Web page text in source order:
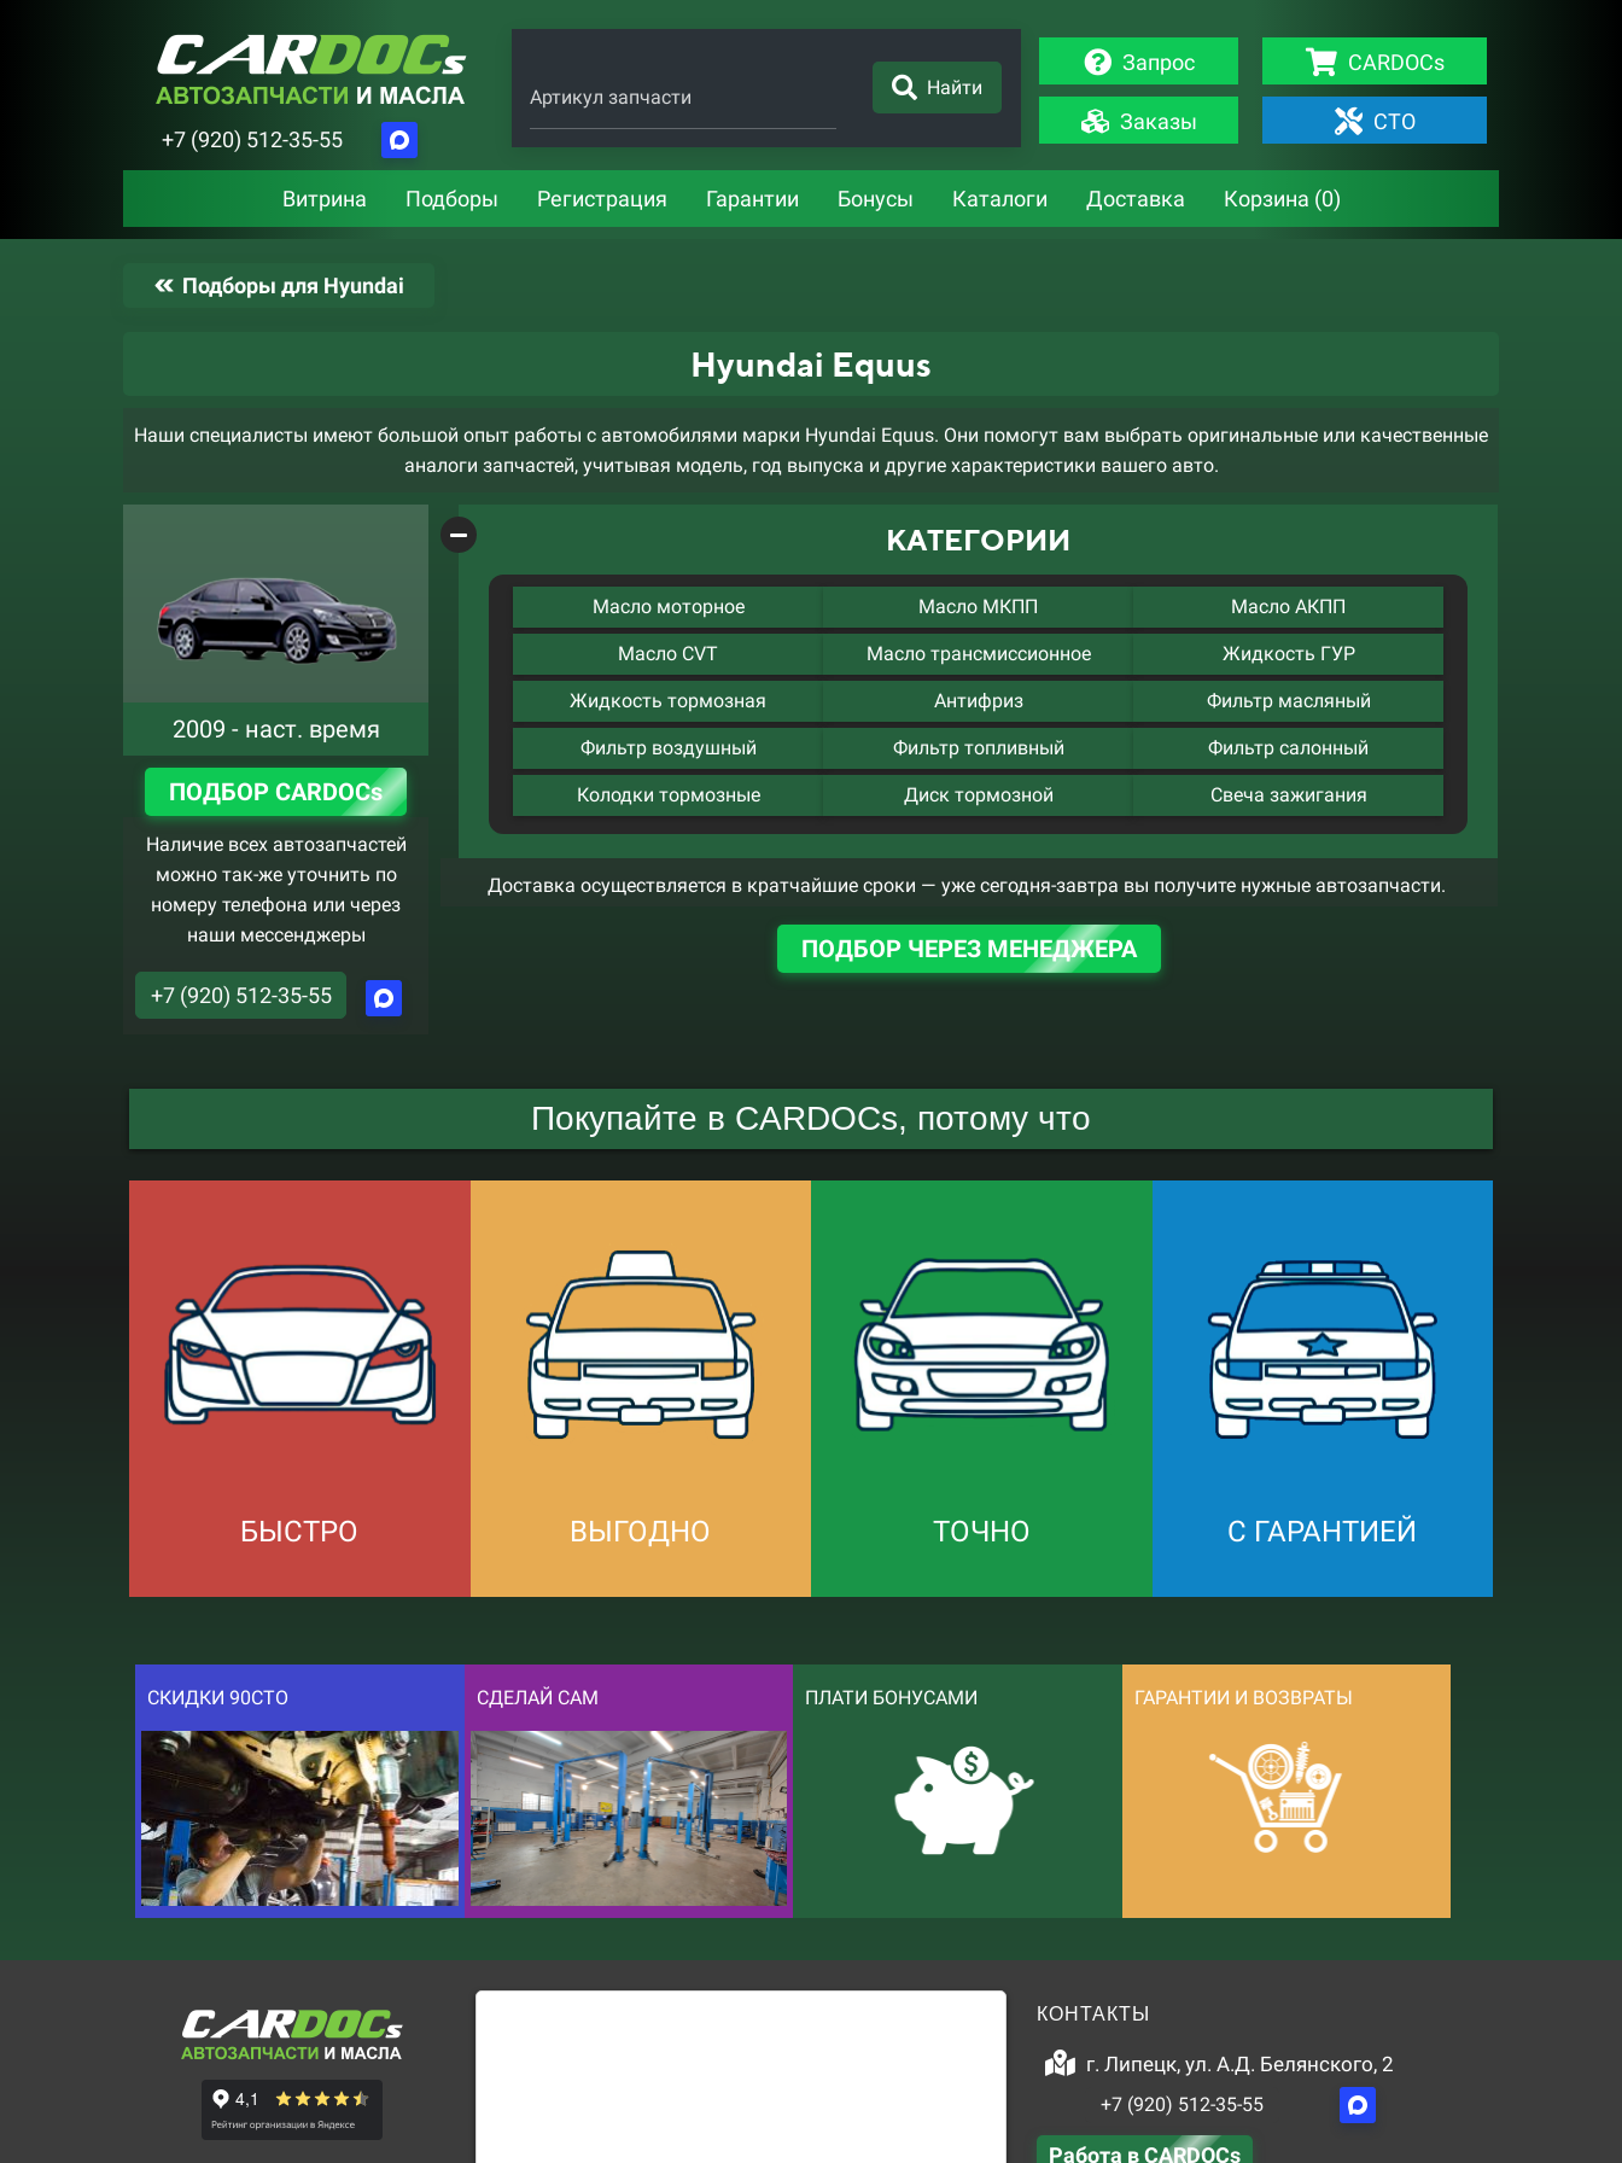
+7 (920) 512-35-55
Артикул запчасти Найти
Запрос
Заказы
CARDOCs
СТО
Витрина Подборы Регистрация Гарантии Бонусы Каталоги Доставка Корзина (0)
Подборы для Hyundai
Hyundai Equus
Наши специалисты имеют большой опыт работы с автомобилями марки Hyundai Equus. Они помогут вам выбрать оригинальные или качественные
аналоги запчастей, учитывая модель, год выпуска и другие характеристики вашего авто.
2009 - наст. время
ПОДБОР CARDOCs
Наличие всех автозапчастей
можно так-же уточнить по
номеру телефона или через
наши мессенджеры
+7 (920) 512-35-55
КАТЕГОРИИ
Масло моторное Масло МКПП Масло АКПП
Масло CVT Масло трансмиссионное Жидкость ГУР
Жидкость тормозная Антифриз Фильтр масляный
Фильтр воздушный Фильтр топливный Фильтр салонный
Колодки тормозные Диск тормозной Свеча зажигания
Доставка осуществляется в кратчайшие сроки — уже сегодня-завтра вы получите нужные автозапчасти.
ПОДБОР ЧЕРЕЗ МЕНЕДЖЕРА
Покупайте в CARDOCs, потому что
БЫСТРО ВЫГОДНО ТОЧНО С ГАРАНТИЕЙ
СКИДКИ 90СТО СДЕЛАЙ САМ ПЛАТИ БОНУСАМИ ГАРАНТИИ И ВОЗВРАТЫ
КОНТАКТЫ
г. Липецк, ул. А.Д. Белянского, 2
+7 (920) 512-35-55
Работа в CARDOCs